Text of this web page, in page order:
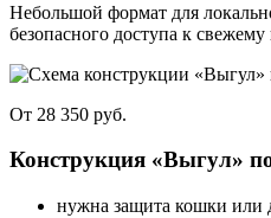
Небольшой формат для
безопасного доступа к свежему
От 28 350 руб.
Конструкция «Выгул»
нужна защита кошки или